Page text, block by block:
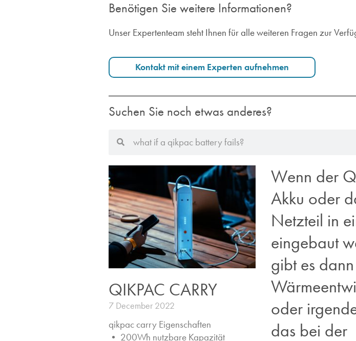
Benötigen Sie weitere Informationen?
Unser Expertenteam steht Ihnen für alle weiteren Fragen zur
Kontakt mit einem Experten aufnehmen
Suchen Sie noch etwas anderes?
QIKPAC CARRY
7 December 2022
qikpac carry Eigenschaften ​
• 200Wh nutzbare Kapazität
Wenn der
Akku oder
Netzteil in
eingebaut
gibt es
oder
das bei der